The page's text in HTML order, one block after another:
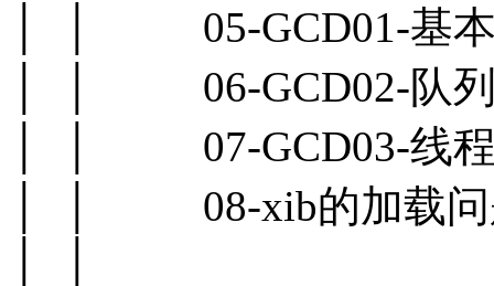
│ │ 05-GCD01-基本
│ │ 06-GCD02-队列
│ │ 07-GCD03-线程
│ │ 08-xib的加载问